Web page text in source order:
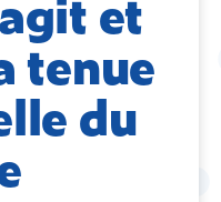
tenue
du